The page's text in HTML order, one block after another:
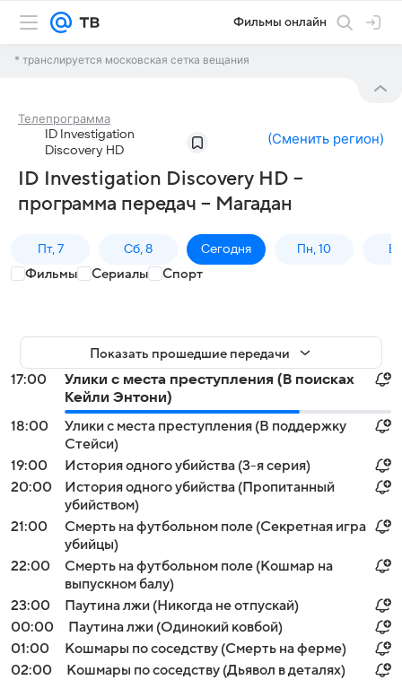
Фильмы онлайн
* транслируется московская сетка вещания
Телепрограмма
ID Investigation
Discovery HD
(Сменить регион)
ID Investigation Discovery HD –
программа передач – Магадан
Пт, 7 Сб, 8 Сегодня Пн, 10
Фильмы Сериалы Спорт
Показать прошедшие передачи
17:00
Улики с места преступления (В поисках
Кейли Энтони)
18:00
Улики с места преступления (В поддержку
Стейси)
19:00
История одного убийства (3-я серия)
20:00
История одного убийства (Пропитанный
убийством)
21:00
Смерть на футбольном поле (Секретная игра
убийцы)
22:00
Смерть на футбольном поле (Кошмар на
выпускном балу)
23:00
Паутина лжи (Никогда не отпускай)
00:00
Паутина лжи (Одинокий ковбой)
01:00
Кошмары по соседству (Смерть на ферме)
02:00
Кошмары по соседству (Дьявол в деталях)